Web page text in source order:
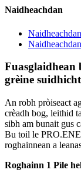
Naidheachdan
Fuasglaidhean
grèine
An robh pròiseact
crèadh bog, leithid
sibh am bunait gus
Bu toil le
roghainnean a
Roghainn 1 Pìle